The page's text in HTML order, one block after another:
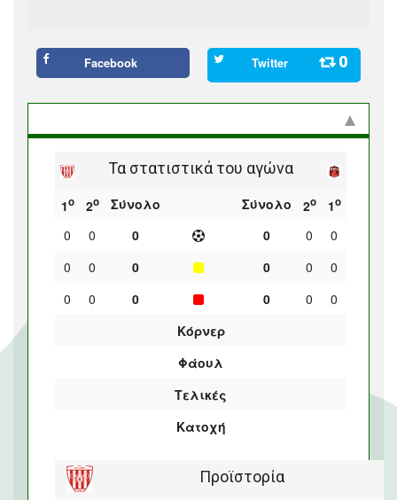
Facebook Twitter 0
Τα στατιστικά του αγώνα
1ο 2ο Σύνολο Σύνολο 2ο 1ο
0 0 0 0 0
0
0
0 0 0 0
0
0
0 0 0 0
0
Κόρνερ
Φάουλ
Τελικές
Κατοχή
Προϊστορία